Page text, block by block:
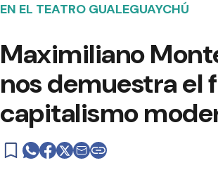
EN EL TEATRO GUALEGUAYCHÚ
Maximiliano
nos demuestra el
capitalismo